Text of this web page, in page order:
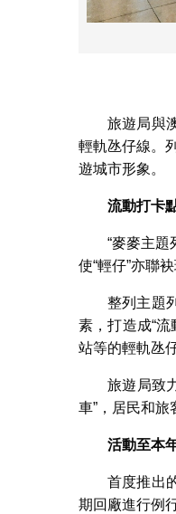
旅遊局與
輕軌氹仔線。
遊城市形象。
流動打卡
“麥麥主題
使“輕仔”亦聯
整列主題
素，打造成“
站等的輕軌氹
旅遊局致
車”，居民和旅
活動至本
首度推出
期回廠進行例